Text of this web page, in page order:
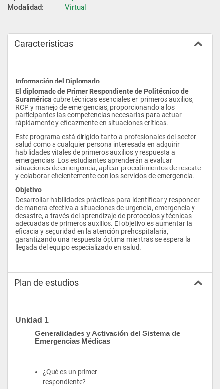
Modalidad:
Virtual
Características
Información del Diplomado
El diplomado de Primer Respondiente de Politécnico de
Suramérica cubre técnicas esenciales en primeros auxilios,
RCP, y manejo de emergencias, proporcionando a los
participantes las competencias necesarias para actuar
rápidamente y eficazmente en situaciones críticas.
Este programa está dirigido tanto a profesionales del sector
salud como a cualquier persona interesada en adquirir
habilidades vitales de primeros auxilios y respuesta a
emergencias. Los estudiantes aprenderán a evaluar
situaciones de emergencia, aplicar procedimientos de rescate
y colaborar eficientemente con los servicios de emergencia.
Objetivo
Desarrollar habilidades prácticas para identificar y responder
de manera efectiva a situaciones de urgencia, emergencia y
desastre, a través del aprendizaje de protocolos y técnicas
adecuadas de primeros auxilios. El objetivo es aumentar la
eficacia y seguridad en la atención prehospitalaria,
garantizando una respuesta óptima mientras se espera la
llegada del equipo especializado en salud.
Plan de estudios
Unidad 1
Generalidades y Activación del Sistema de
Emergencias Médicas
¿Qué es un primer
respondiente?